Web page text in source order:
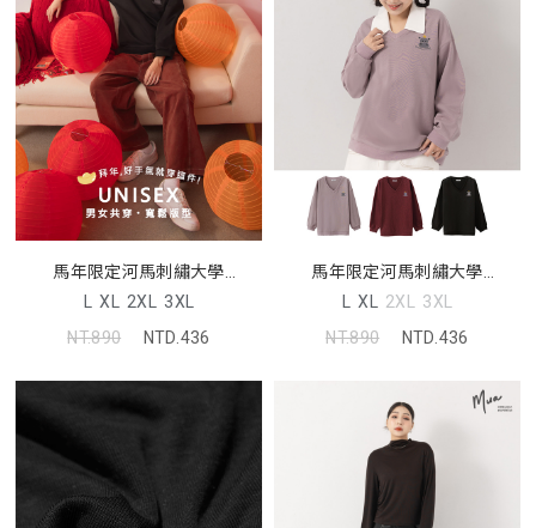
馬年限定河馬刺繡大學
TEE(unisex)
L XL 2XL 3XL
NT.890
NTD.436
馬年限定河馬刺繡大學
TEE(unisex)
L XL 2XL 3XL
NT.890
NTD.436